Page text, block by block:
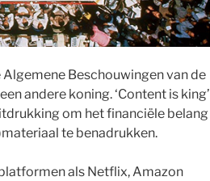
Beschouwingen van de
andere koning. ‘Content is king’
om het financiële belang
te benadrukken.
als Netflix, Amazon